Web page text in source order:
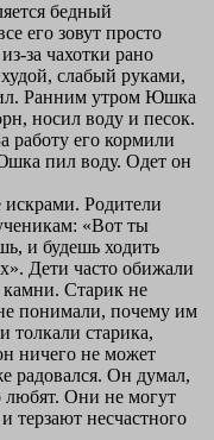
бедный
его зовут просто
за чахотки рано
слабый руками,
Ранним утром Юшка
носил воду и песок.
работу его кормили
пил воду. Одет он
Родители
«Вот ты
и будешь ходить
Дети часто обижали
Старик не
понимали, почему им
толкали старика,
ничего не может
радовался. Он думал,
любят. Они не могут
терзают несчастного